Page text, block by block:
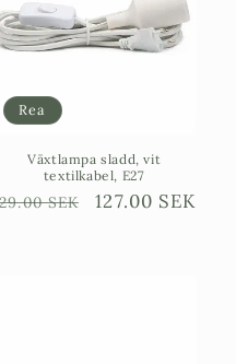
Rea
Växtlampa sladd, vit
textilkabel, E27
SEK 127.00 SEK